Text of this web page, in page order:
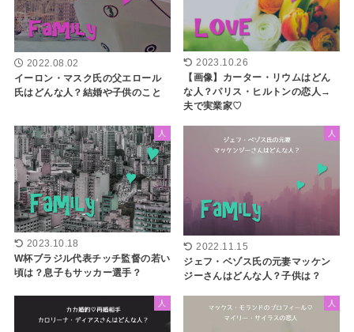
2022.08.02
イーロン・マスク氏の父エロール
氏はどんな人？結婚や子供のこと
2023.10.26
【画像】カーター・リウムはどん
な人？パリス・ヒルトンの恋人→
夫で実業家♡
人
2023.10.18
W杯ブラジル代表チッチ監督の若い
頃は？息子もサッカー選手？
人
2022.11.15
ジェフ・ベゾス氏の元妻マッケン
ジーさんはどんな人？子供は？
人 人